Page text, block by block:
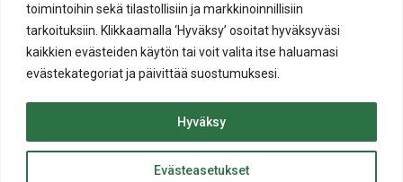
toimintoihin sekä tilastollisiin ja markkinoinnillisiin
tarkoituksiin. Klikkaamalla ‘Hyväksy’ osoitat hyväksyväsi
kaikkien evästeiden käytön tai voit valita itse haluamasi
evästekategoriat ja päivittää suostumuksesi.
Evästeasetukset
Hyväksy
Saavutettavuusseloste